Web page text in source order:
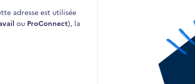
adresse est utilisée
ou ProConnect), la